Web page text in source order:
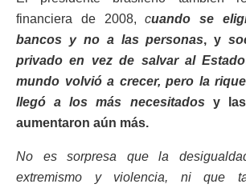
financiera de 2008,cuando se
bancos y no a las personas, y
privado en vez de salvar al Estado
mundo volvió a crecer, pero la
llegó a los más necesitados y las
aumentaron aún más.
No es sorpresa que la
extremismo y violencia, ni que